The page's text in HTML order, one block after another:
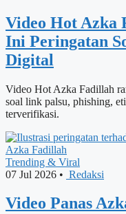
Video Hot Azka
Ini Peringatan
Digital
Video Hot Azka Fadillah
soal link palsu, phishing,
terverifikasi.
Trending & Viral
07 Jul 2026 • Redaksi
Video Panas